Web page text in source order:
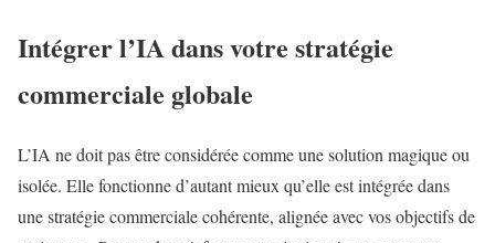
Intégrer l’IA dans votre stratégie
commerciale globale
L’IA ne doit pas être considérée comme une solution magique ou
isolée. Elle fonctionne d’autant mieux qu’elle est intégrée dans
une stratégie commerciale cohérente, alignée avec vos objectifs de